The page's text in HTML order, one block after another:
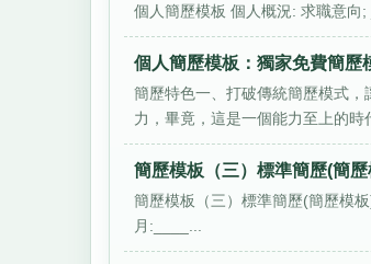
個人簡歷模板 個人概況: 求職意
個人簡歷模板：獨家免費簡歷
簡歷特色一、打破傳統簡歷模式
力，畢竟，這是一個能力至上的時
簡歷模板（三）標準簡歷(簡
簡歷模板（三）標準簡歷(簡歷模
月:____...